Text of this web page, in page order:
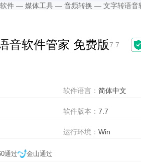
件 — 媒体工具 — 音频转换 — 文字转语音
音软件管家 免费版7.7
软件语言：简体中文
软件版本：7.7
运行环境：Win
通过 金山通过